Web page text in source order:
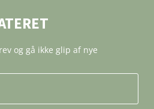
og gå ikke glip af nye